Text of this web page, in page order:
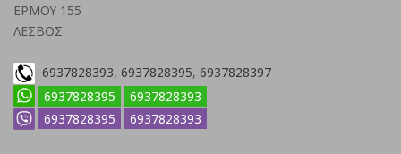
ΕΡΜΟΥ 155
ΛΕΣΒΟΣ
6937828393, 6937828395, 6937828397
6937828395
6937828393
6937828395
6937828393